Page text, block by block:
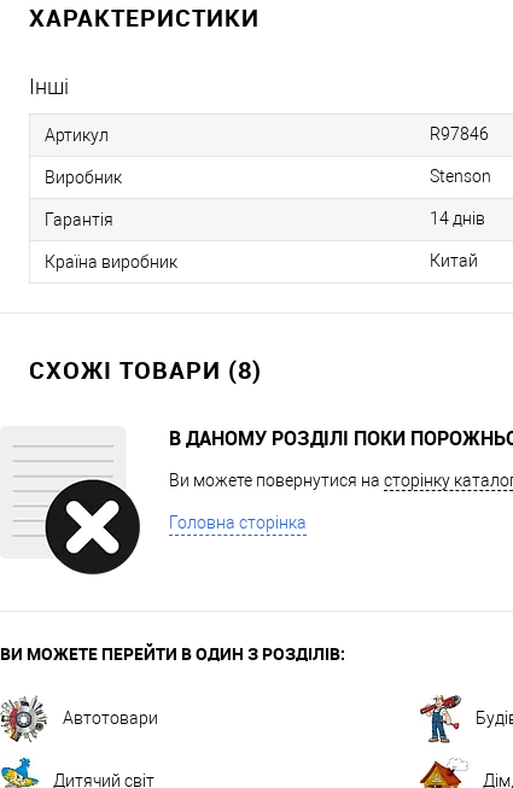
ХАРАКТЕРИСТИКИ
Інші
Артикул R97846
Виробник Stenson
Гарантія 14 днів
Країна виробник Китай
СХОЖІ ТОВАРИ (8)
В ДАНОМУ РОЗДІЛІ ПОКИ
Ви можете повернутися на сторінку
Головна сторінка
ВИ МОЖЕТЕ ПЕРЕЙТИ В ОДИН З РОЗДІЛІВ:
Автотовари
Дитячий світ